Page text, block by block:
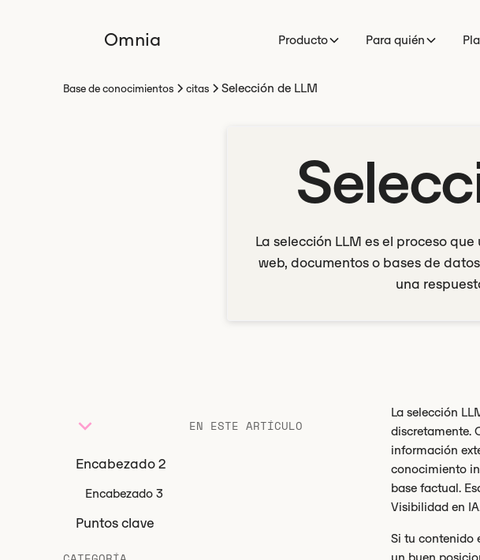
Omnia Producto Para quién
Base de conocimientos citas Selección de LLM
La selección LLM es el proceso
web, documentos o bases de
una
EN ESTE ARTÍCULO
Encabezado 2
Encabezado 3
Puntos clave
La selección
discretamente.
información
conocimiento
base factual.
Visibilidad en
Si tu contenido